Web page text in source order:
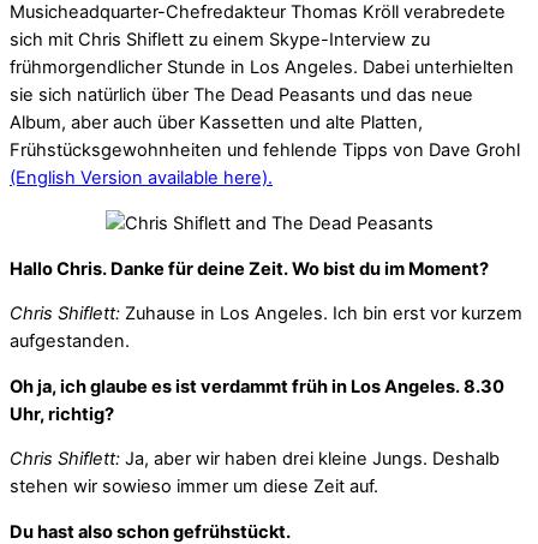
Musicheadquarter-Chefredakteur Thomas Kröll verabredete
sich mit Chris Shiflett zu einem Skype-Interview zu
frühmorgendlicher Stunde in Los Angeles. Dabei unterhielten
sie sich natürlich über The Dead Peasants und das neue
Album, aber auch über Kassetten und alte Platten,
Frühstücksgewohnheiten und fehlende Tipps von Dave Grohl
(English Version available here).
Hallo Chris. Danke für deine Zeit. Wo bist du im Moment?
Chris Shiflett: Zuhause in Los Angeles. Ich bin erst vor kurzem
aufgestanden.
Oh ja, ich glaube es ist verdammt früh in Los Angeles. 8.30
Uhr, richtig?
Chris Shiflett: Ja, aber wir haben drei kleine Jungs. Deshalb
stehen wir sowieso immer um diese Zeit auf.
Du hast also schon gefrühstückt.